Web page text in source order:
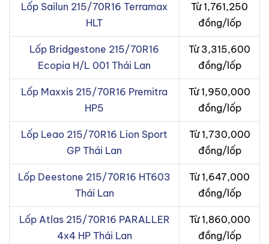
Lốp Sailun 215/70R16 Terramax
HLT
Từ 1,761,250
đồng/lốp
Lốp Bridgestone 215/70R16
Ecopia H/L 001 Thái Lan
Từ 3,315,600
đồng/lốp
Lốp Maxxis 215/70R16 Premitra
HP5
Từ 1,950,000
đồng/lốp
Lốp Leao 215/70R16 Lion Sport
GP Thái Lan
Từ 1,730,000
đồng/lốp
Lốp Deestone 215/70R16 HT603
Thái Lan
Từ 1,647,000
đồng/lốp
Lốp Atlas 215/70R16 PARALLER
4x4 HP Thái Lan
Từ 1,860,000
đồng/lốp